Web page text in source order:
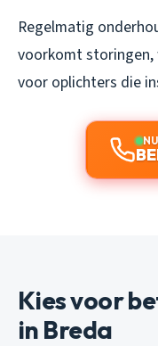
Regelmatig
voorkomt
voor oplichters die
Kies voor
in Breda